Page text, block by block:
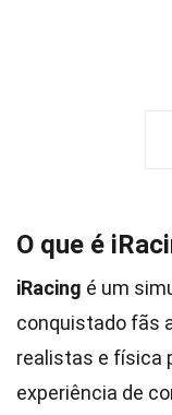
O que é
iRacing é um
conquistado fãs
realistas e física
experiência de